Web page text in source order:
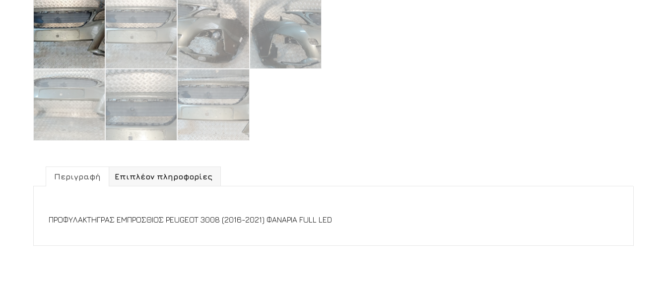
Περιγραφή Επιπλέον πληροφορίες
ΠΡΟΦΥΛΑΚΤΗΓΡΑΣ ΕΜΠΡΟΣΘΙΟΣ PEUGEOT 3008 (2016-2021) ΦΑΝΑΡΙΑ FULL LED